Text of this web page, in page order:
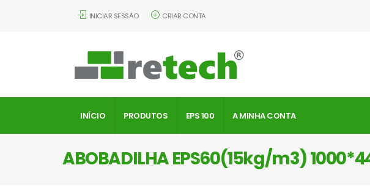
INICIAR SESSÃO CRIAR CONTA
INÍCIO PRODUTOS EPS 100 A MINHA CONTA
ABOBADILHA EPS60(15kg/m3)